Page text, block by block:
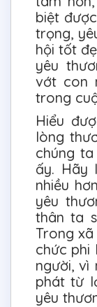
biệt
trọng,
hội tốt
yêu
vớt con
trong
Hiểu
lòng
chúng
ấy. Hãy
nhiều
yêu
thân ta
Trong
chức phi
người, vì
phát từ
yêu